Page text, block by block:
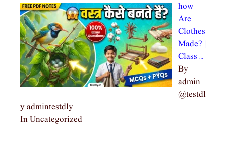
how
Are
Clothes
Made? |
Class …
By
admin
@testdl
y admintestdly
In Uncategorized